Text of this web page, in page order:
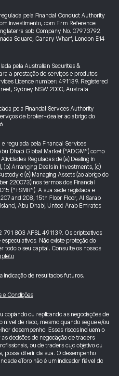
pela Financial Conduct Authority
investimento, com Firm Reference
sob Company No. 07973792.
Square, Canary Wharf, London E14
pela Australian Securities &
a prestação de serviços e produtos
Licence number: 491139. Registered
Sydney NSW 2000, Australia
pela Financial Services Authority
de broker-dealer ao abrigo do
e regulada pela Financial Services
Dhabi Global Market (“ADGM”) como
Reguladas de (a) Dealing in
(b) Arranging Deals in Investments, (c)
e (e) Managing Assets (ao abrigo do
220073) nos termos dos Financial
(“FSMR”). A sua sede registada e
and 208, 15th Floor Floor, Al Sarab
Abu Dhabi, United Arab Emirates
791 803 AFSL 491139. Os criptoativos
Não existe proteção do
todo o seu capital. Consulte os nossos
indicação de resultados futuros.
e Condições
copiando ou replicando as negociações de
de risco, mesmo quando segue e/ou
desempenho. Esses riscos incluem o
decisões de negociação de traders
ou de traders cujo objetivo ou
possa diferir da sua. O desempenho
eToro não é um indicador fiável do